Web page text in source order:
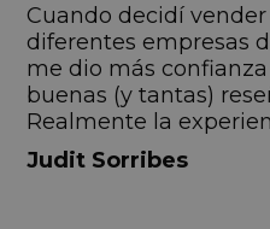
Cuando decidí
diferentes empresas
me dio más
buenas (y tantas)
Realmente la
buena, Carolina ha
y profesional.
Judit Sorribes